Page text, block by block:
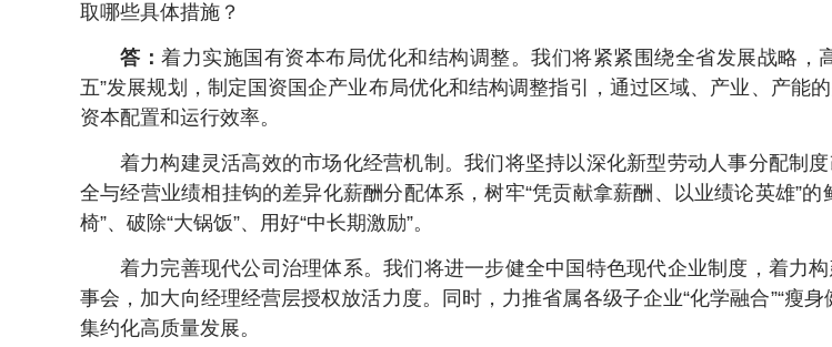
取哪些具体措施？
答：着力实施国有资本布局优化和结构调整。我们将紧紧围绕全省发展战略，
五”发展规划，制定国资国企产业布局优化和结构调整指引，通过区域、产业、产能
资本配置和运行效率。
着力构建灵活高效的市场化经营机制。我们将坚持以深化新型劳动人事分配制
全与经营业绩相挂钩的差异化薪酬分配体系，树牢“凭贡献拿薪酬、以业绩论英雄”的
椅”、破除“大锅饭”、用好“中长期激励”。
着力完善现代公司治理体系。我们将进一步健全中国特色现代企业制度，着力
事会，加大向经理经营层授权放活力度。同时，力推省属各级子企业“化学融合”“瘦身
集约化高质量发展。